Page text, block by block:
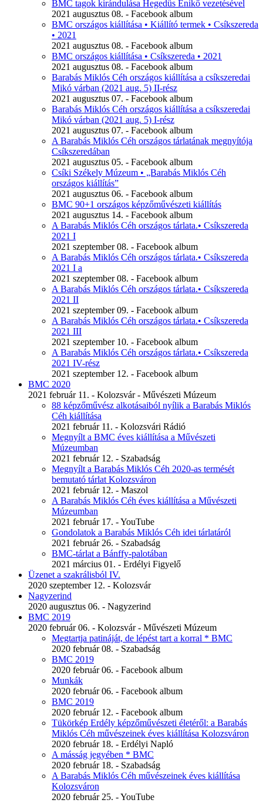
BMC tagok kirándulása Hegedüs Enikő vezetésével
2021 augusztus 08. - Facebook album
BMC országos kiállítása • Kiállító termek • Csíkszereda
• 2021
2021 augusztus 08. - Facebook album
BMC országos kiállítása • Csíkszereda • 2021
2021 augusztus 08. - Facebook album
Barabás Miklós Céh országos kiállítása a csíkszeredai
Mikó várban (2021 aug. 5) II-rész
2021 augusztus 07. - Facebook album
Barabás Miklós Céh országos kiállítása a csíkszeredai
Mikó várban (2021 aug. 5) I-rész
2021 augusztus 07. - Facebook album
A Barabás Miklós Céh országos tárlatának megnyítója
Csíkszeredában
2021 augusztus 05. - Facebook album
Csíki Székely Múzeum • „Barabás Miklós Céh
országos kiállítás”
2021 augusztus 06. - Facebook album
BMC 90+1 országos képzőművészeti kiállítás
2021 augusztus 14. - Facebook album
A Barabás Miklós Céh országos tárlata.• Csíkszereda
2021 I
2021 szeptember 08. - Facebook album
A Barabás Miklós Céh országos tárlata.• Csíkszereda
2021 I a
2021 szeptember 08. - Facebook album
A Barabás Miklós Céh országos tárlata.• Csíkszereda
2021 II
2021 szeptember 09. - Facebook album
A Barabás Miklós Céh országos tárlata.• Csíkszereda
2021 III
2021 szeptember 10. - Facebook album
A Barabás Miklós Céh országos tárlata.• Csíkszereda
2021 IV-rész
2021 szeptember 12. - Facebook album
BMC 2020
2021 február 11. - Kolozsvár - Művészeti Múzeum
88 képzőművész alkotásaiból nyílik a Barabás Miklós
Céh kiállítása
2021 február 11. - Kolozsvári Rádió
Megnyílt a BMC éves kiállítása a Művészeti
Múzeumban
2021 február 12. - Szabadság
Megnyílt a Barabás Miklós Céh 2020-as termését
bemutató tárlat Kolozsváron
2021 február 12. - Maszol
A Barabás Miklós Céh éves kiállítása a Művészeti
Múzeumban
2021 február 17. - YouTube
Gondolatok a Barabás Miklós Céh idei tárlatáról
2021 február 26. - Szabadság
BMC-tárlat a Bánffy-palotában
2021 március 01. - Erdélyi Figyelő
Üzenet a szakrálisból IV.
2020 szeptember 12. - Kolozsvár
Nagyzerind
2020 augusztus 06. - Nagyzerind
BMC 2019
2020 február 06. - Kolozsvár - Művészeti Múzeum
Megtartja patináját, de lépést tart a korral * BMC
2020 február 08. - Szabadság
BMC 2019
2020 február 06. - Facebook album
Munkák
2020 február 06. - Facebook album
BMC 2019
2020 február 12. - Facebook album
Tükörkép Erdély képzőművészeti életéről: a Barabás
Miklós Céh művészeinek éves kiállítása Kolozsváron
2020 február 18. - Erdélyi Napló
A másság jegyében * BMC
2020 február 18. - Szabadság
A Barabás Miklós Céh művészeinek éves kiállítása
Kolozsváron
2020 február 25. - YouTube